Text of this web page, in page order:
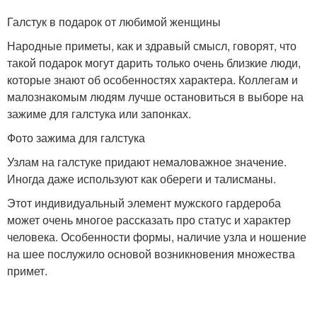
Галстук в подарок от любимой женщины
Народные приметы, как и здравый смысл, говорят, что
такой подарок могут дарить только очень близкие люди,
которые знают об особенностях характера. Коллегам и
малознакомым людям лучше остановиться в выборе на
зажиме для галстука или запонках.
Фото зажима для галстука
Узлам на галстуке придают немаловажное значение.
Иногда даже используют как обереги и талисманы.
Этот индивидуальный элемент мужского гардероба
может очень многое рассказать про статус и характер
человека. Особенности формы, наличие узла и ношение
на шее послужило основой возникновения множества
примет.